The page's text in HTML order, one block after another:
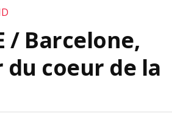
/ Barcelone,
du coeur de la